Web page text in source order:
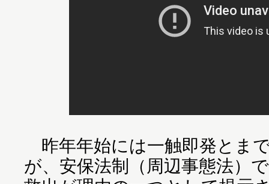
昨年年始には一触即発とま
が、安保法制（周辺事態法）